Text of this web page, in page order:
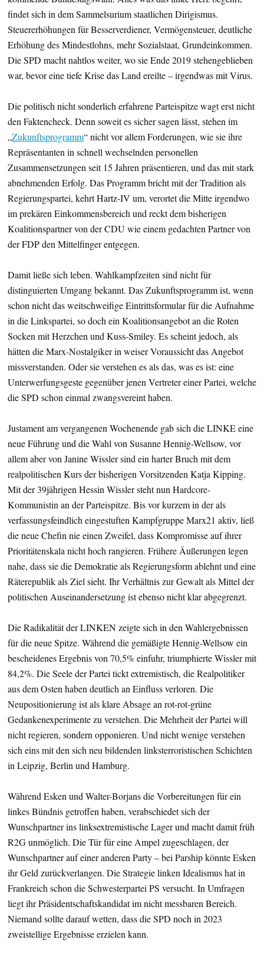
findet sich in dem Sammelsurium staatlichen Dirigismus.
Steuererhöhungen für Besserverdiener, Vermögensteuer, deutliche
Erhöhung des Mindestlohns, mehr Sozialstaat, Grundeinkommen.
Die SPD macht nahtlos weiter, wo sie Ende 2019 stehengeblieben
war, bevor eine tiefe Krise das Land ereilte – irgendwas mit Virus.
Die politisch nicht sonderlich erfahrene Parteispitze wagt erst nicht
den Faktencheck. Denn soweit es sicher sagen lässt, stehen im
„Zukunftsprogramm“ nicht vor allem Forderungen, wie sie ihre
Repräsentanten in schnell wechselnden personellen
Zusammensetzungen seit 15 Jahren präsentieren, und das mit stark
abnehmenden Erfolg. Das Programm bricht mit der Tradition als
Regierungspartei, kehrt Hartz-IV um, verortet die Mitte irgendwo
im prekären Einkommensbereich und reckt dem bisherigen
Koalitionspartner von der CDU wie einem gedachten Partner von
der FDP den Mittelfinger entgegen.
Damit ließe sich leben. Wahlkampfzeiten sind nicht für
distinguierten Umgang bekannt. Das Zukunftsprogramm ist, wenn
schon nicht das weitschweifige Eintrittsformular für die Aufnahme
in die Linkspartei, so doch ein Koalitionsangebot an die Roten
Socken mit Herzchen und Kuss-Smiley. Es scheint jedoch, als
hätten die Marx-Nostalgiker in weiser Voraussicht das Angebot
missverstanden. Oder sie verstehen es als das, was es ist: eine
Unterwerfungsgeste gegenüber jenen Vertreter einer Partei, welche
die SPD schon einmal zwangsvereint haben.
Justament am vergangenen Wochenende gab sich die LINKE eine
neue Führung und die Wahl von Susanne Hennig-Wellsow, vor
allem aber von Janine Wissler sind ein harter Bruch mit dem
realpolitischen Kurs der bisherigen Vorsitzenden Katja Kipping.
Mit der 39jährigen Hessin Wissler steht nun Hardcore-
Kommunistin an der Parteispitze. Bis vor kurzem in der als
verfassungsfeindlich eingestuften Kampfgruppe Marx21 aktiv, ließ
die neue Chefin nie einen Zweifel, dass Kompromisse auf ihrer
Prioritätenskala nicht hoch rangieren. Frühere Äußerungen legen
nahe, dass sie die Demokratie als Regierungsform ablehnt und eine
Räterepublik als Ziel sieht. Ihr Verhältnis zur Gewalt als Mittel der
politischen Auseinandersetzung ist ebenso nicht klar abgegrenzt.
Die Radikalität der LINKEN zeigte sich in den Wahlergebnissen
für die neue Spitze. Während die gemäßigte Hennig-Wellsow ein
bescheidenes Ergebnis von 70,5% einfuhr, triumphierte Wissler mit
84,2%. Die Seele der Partei tickt extremistisch, die Realpolitiker
aus dem Osten haben deutlich an Einfluss verloren. Die
Neupositionierung ist als klare Absage an rot-rot-grüne
Gedankenexperimente zu verstehen. Die Mehrheit der Partei will
nicht regieren, sondern opponieren. Und nicht wenige verstehen
sich eins mit den sich neu bildenden linksterroristischen Schichten
in Leipzig, Berlin und Hamburg.
Während Esken und Walter-Borjans die Vorbereitungen für ein
linkes Bündnis getroffen haben, verabschiedet sich der
Wunschpartner ins linksextremistische Lager und macht damit früh
R2G unmöglich. Die Tür für eine Ampel zugeschlagen, der
Wunschpartner auf einer anderen Party – bei Parship könnte Esken
ihr Geld zurückverlangen. Die Strategie linken Idealismus hat in
Frankreich schon die Schwesterpartei PS versucht. In Umfragen
liegt ihr Präsidentschaftskandidat im nicht messbaren Bereich.
Niemand sollte darauf wetten, dass die SPD noch in 2023
zweistellige Ergebnisse erzielen kann.